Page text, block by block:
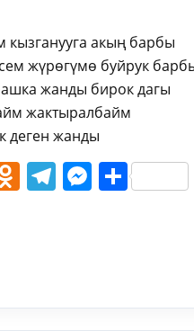
кызганууга акың барбы
жүрөгүмө буйрук
жанды бирок дагы
жактыралбайм
деген жанды
Telegram
Share